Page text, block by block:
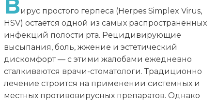
ирус простого герпеса (Herpes Simplex Virus,
HSV) остаётся одной из самых распространённых
инфекций полости рта. Рецидивирующие
высыпания, боль, жжение и эстетический
дискомфорт — с этими жалобами ежедневно
сталкиваются врачи-стоматологи. Традиционно
лечение строится на применении системных и
местных противовирусных препаратов. Однако